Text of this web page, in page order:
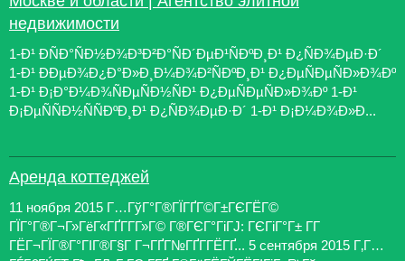
недвижимости
1-Ð¹ ÐÑÐ°ÑÐ½Ð¾Ð³Ð²Ð°ÑÐ´ÐµÐ¹ÑÐºÐ¸Ð¹ Ð¿ÑÐ¾ÐµÐ·Ð´
1-Ð¹ ÐÐµÐ¾Ð¿Ð°Ð»Ð¸Ð¼Ð¾Ð²ÑÐºÐ¸Ð¹ Ð¿ÐµÑÐµÑÐ»Ð¾Ðº
1-Ð¹ Ð¡Ð°Ð¼Ð¾ÑÐµÑÐ½ÑÐ¹ Ð¿ÐµÑÐµÑÐ»Ð¾Ðº 1-Ð¹
Ð¡ÐµÑÑÐ½ÑÑÐºÐ¸Ð¹ Ð¿ÑÐ¾ÐµÐ·Ð´ 1-Ð¹ Ð¡Ð¼Ð¾Ð»Ð...
Аренда коттеджей
11 ноября 2015 Г…ГўГ°Г®ГЇГҐГ©Г±ГЄГЁГ©
ГЇГ°Г®Г¬Г»ГёГ«ГҐГ­Г­Г»Г© Г®ГЄГ°ГіГЈ: ГЄГіГ°Г± Г­Г
ГЁГ¬ГЇГ®Г°ГІГ®Г§Г Г¬ГҐГ№ГҐГ­ГЁГҐ... 5 сентября 2015 Г‚Г…